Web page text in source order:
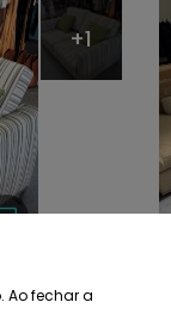
Ao fechar a
+1
e